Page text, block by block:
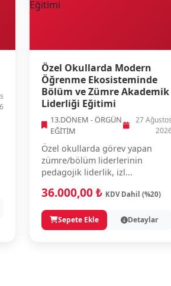
Özel Okullarda Modern
Öğrenme Ekosisteminde
Bölüm ve Zümre Akademik
Liderliği Eğitimi
13.DÖNEM - ÖRGÜN
EĞİTİM
27 Ağustos
Özel okullarda görev yapan
zümre/bölüm liderlerinin
pedagojik liderlik, izl...
36.000,00 ₺ KDV Dahil (%20)
Sepete Ekle Detaylar